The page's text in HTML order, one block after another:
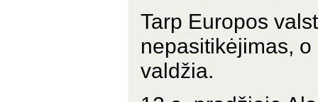
Tarp Europos
nepasitikėjimas,
valdžia.